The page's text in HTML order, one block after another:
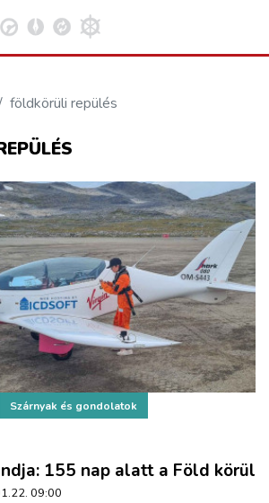
földkörüli repülés
Szárnyak és gondolatok
155 nap alatt a Föld körül
09:00